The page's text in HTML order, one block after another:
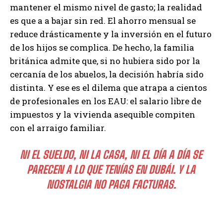
mantener el mismo nivel de gasto; la realidad
es que a a bajar sin red. El ahorro mensual se
reduce drásticamente y la inversión en el futuro
de los hijos se complica. De hecho, la familia
británica admite que, si no hubiera sido por la
cercanía de los abuelos, la decisión habría sido
distinta. Y ese es el dilema que atrapa a cientos
de profesionales en los EAU: el salario libre de
impuestos y la vivienda asequible compiten
con el arraigo familiar.
NI EL SUELDO, NI LA CASA, NI EL DÍA A DÍA SE
PARECEN A LO QUE TENÍAS EN DUBÁI. Y LA
NOSTALGIA NO PAGA FACTURAS.